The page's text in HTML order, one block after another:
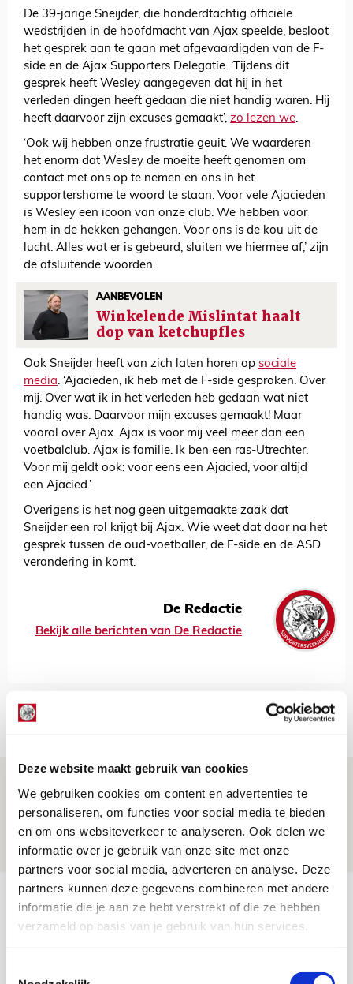
Deze website maakt gebruik van cookies
We gebruiken cookies om content en advertenties te
personaliseren, om functies voor social media te bieden
en om ons websiteverkeer te analyseren. Ook delen we
informatie over je gebruik van onze site met onze
partners voor social media, adverteren en analyse. Deze
partners kunnen deze gegevens combineren met andere
informatie die je aan ze hebt verstrekt of die ze hebben
verzameld op basis van je gebruik van hun services.
De 39-jarige Sneijder, die honderdtachtig officiële
wedstrijden in de hoofdmacht van Ajax speelde, besloot
het gesprek aan te gaan met afgevaardigden van de F-
side en de Ajax Supporters Delegatie. ‘Tijdens dit
gesprek heeft Wesley aangegeven dat hij in het
verleden dingen heeft gedaan die niet handig waren. Hij
heeft daarvoor zijn excuses gemaakt’, zo lezen we.
‘Ook wij hebben onze frustratie geuit. We waarderen
het enorm dat Wesley de moeite heeft genomen om
contact met ons op te nemen en ons in het
supportershome te woord te staan. Voor vele Ajacieden
is Wesley een icoon van onze club. We hebben voor
hem in de hekken gehangen. Voor ons is de kou uit de
lucht. Alles wat er is gebeurd, sluiten we hiermee af,’ zijn
de afsluitende woorden.
AANBEVOLEN
Winkelende Mislintat haalt
dop van ketchupfles
Ook Sneijder heeft van zich laten horen op sociale
media. ‘Ajacieden, ik heb met de F-side gesproken. Over
mij. Over wat ik in het verleden heb gedaan wat niet
handig was. Daarvoor mijn excuses gemaakt! Maar
vooral over Ajax. Ajax is voor mij veel meer dan een
voetbalclub. Ajax is familie. Ik ben een ras-Utrechter.
Voor mij geldt ook: voor eens een Ajacied, voor altijd
een Ajacied.’
Overigens is het nog geen uitgemaakte zaak dat
Sneijder een rol krijgt bij Ajax. Wie weet dat daar na het
gesprek tussen de oud-voetballer, de F-side en de ASD
verandering in komt.
De Redactie
Bekijk alle berichten van De Redactie
Net binnen //
Europees treffen met Shelbourne
07 AUGUSTUS 2026 - 09:00
FOTOVERSLAG
Míchel niet blij met resultaat en spel
na rust: ‘De focus nam af’